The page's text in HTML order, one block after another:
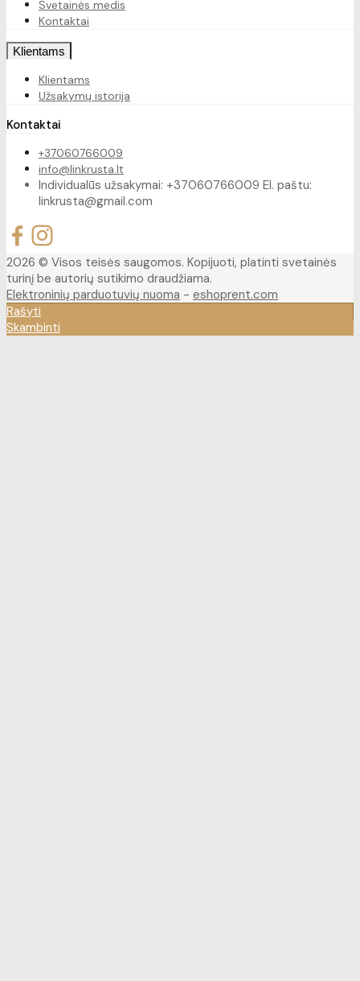
Svetainės medis
Kontaktai
Klientams
Klientams
Užsakymų istorija
Kontaktai
+37060766009
info@linkrusta.lt
Individualūs užsakymai: +37060766009 El. paštu:
linkrusta@gmail.com
2026 © Visos teisės saugomos. Kopijuoti, platinti svetainės
turinį be autorių sutikimo draudžiama.
Elektroninių parduotuvių nuoma - eshoprent.com
Rašyti
Skambinti